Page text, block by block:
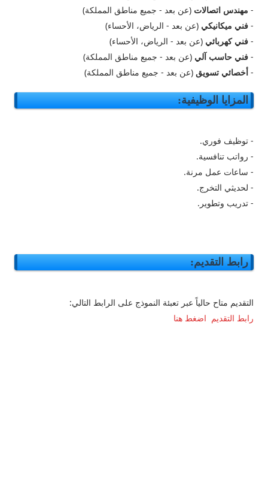
- مهندس اتصالات (عن بعد - جميع مناطق المملكة)
-فني ميكانيكي (عن بعد - الرياض، الأحساء)
-فني كهربائي (عن بعد - الرياض، الأحساء)
-فني حاسب آلي (عن بعد - جميع مناطق المملكة)
-أخصائي تسويق (عن بعد - جميع مناطق المملكة)
المزايا الوظيفية:
- توظيف فوري.
- رواتب تنافسية.
- ساعات عمل مرنة.
- لحديثي التخرج.
- تدريب وتطوير.
رابط التقديم:
التقديم متاح حالياً عبر تعبئة النموذج على الرابط التالي:
رابط التقديم اضغط هنا